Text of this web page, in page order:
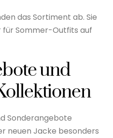
das Sortiment ab. Sie
für Sommer-Outfits auf
und
Sonderangebote
neuen Jacke besonders